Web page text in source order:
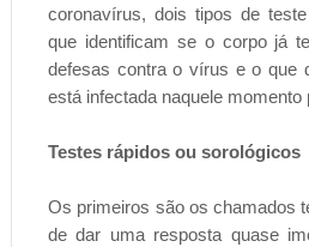
coronavírus, dois tipos de
que identificam se o corpo já
defesas contra o vírus e o que
está infectada naquele
Testes rápidos ou sorológicos
Os primeiros são os chamados
de dar uma resposta quase